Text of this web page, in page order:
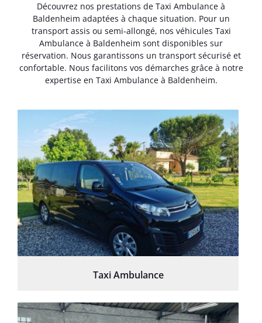
Découvrez nos prestations de Taxi Ambulance à
Baldenheim adaptées à chaque situation. Pour un
transport assis ou semi-allongé, nos véhicules Taxi
Ambulance à Baldenheim sont disponibles sur
réservation. Nous garantissons un transport sécurisé et
confortable. Nous facilitons vos démarches grâce à notre
expertise en Taxi Ambulance à Baldenheim.
Taxi Ambulance